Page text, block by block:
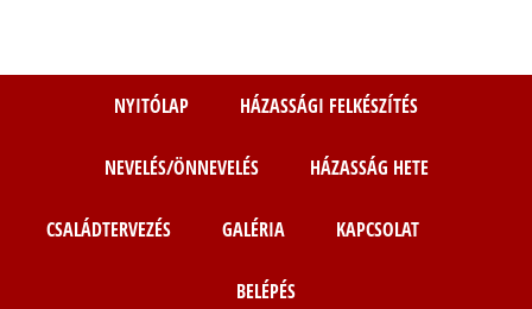
NYITÓLAP HÁZASSÁGI FELKÉSZÍTÉS
NEVELÉS/ÖNNEVELÉS HÁZASSÁG HETE
CSALÁDTERVEZÉS GALÉRIA KAPCSOLAT
BELÉPÉS